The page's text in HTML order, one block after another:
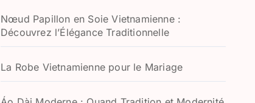
Nœud Papillon en Soie Vietnamienne :
Découvrez l’Élégance Traditionnelle
La Robe Vietnamienne pour le Mariage